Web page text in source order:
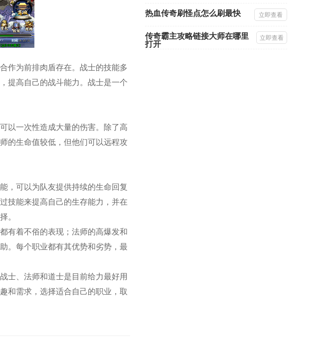
作为前排肉盾存在。战士的技能多
提高自己的战斗能力。战士是一个
以一次性造成大量的伤害。除了高
的生命值较低，但他们可以远程攻
，可以为队友提供持续的生命回复
技能来提高自己的生存能力，并在
。
有着不俗的表现；法师的高爆发和
。每个职业都有其优势和劣势，最
士、法师和道士是目前给力最好用
和需求，选择适合自己的职业，取
热血传奇刷怪点怎么刷最快 立即查看
传奇霸主攻略链接大师在哪里
打开
立即查看